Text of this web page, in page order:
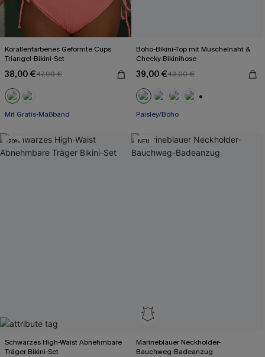
Korallenfarbenes Geformte Cups
Triangel-Bikini-Set
38,00 €47,00 €
Mit Gratis-Maßband
Boho-Bikini-Top mit Muschelnaht &
Cheeky Bikinihose
39,00 €43,00 €
Paisley/Boho
-20%
Schwarzes High-Waist Abnehmbare
Träger Bikini-Set
NEU
Marineblauer Neckholder-
Bauchweg-Badeanzug